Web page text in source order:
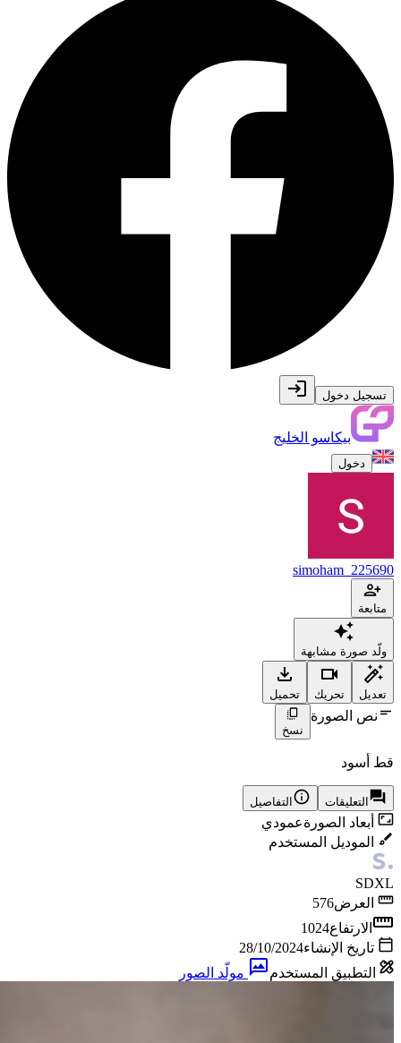
تسجيل دخول
بيكاسو الخليج
دخول
simoham_225690
متابعة
ولّد صورة مشابهة
تعديل تحريك تحميل
نص الصورة
نسخ
قط أسود
التعليقات التفاصيل
أبعاد الصورةعمودي
الموديل المستخدم
SDXL
العرض576
الارتفاع1024
تاريخ الإنشاء28/10/2024
التطبيق المستخدم
مولّد الصور